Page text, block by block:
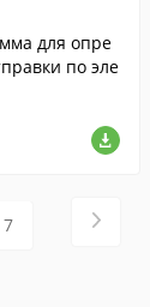
для опре
по эле
7